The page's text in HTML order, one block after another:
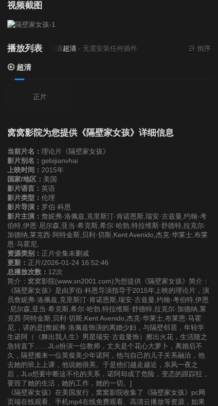
视频截图
播放列表
当前资源来源 超清- 无需安装任何插件 倒序
超清
正片
窝窝影院为您提供《隔壁家女孩》详细信息
当前片名： 理论片《隔壁家女孩》
影片别名： gebijianvhai
上映时间： 2015年
国家/地区： 美国
影片语言： 英语
影片类型： 伦理
影片导演： 罗伯·科恩
影片主演： 詹妮弗·洛佩兹,克里斯汀·肯诺恩斯,瑞安·古兹曼,约翰·考
伯特,伊恩·尼尔森,亚当·希克斯,希尔·哈勃,特拉维斯·舒德特,拉克尔·
加德纳,莱克西·阿特金斯,贝利·切斯,Kent Avenido,杰克·华莱士,布莱
恩·马霍尼,
资源类别： 正片全集未删减
更新： 正片/2026-01-24 16:52:46
总播放次数： 12次
简介：窝窝影院(www.xn2001.com)为您提供《隔壁家女孩》简介：
《隔壁家女孩》是由罗伯·科恩导演指导于2015年上映的理论片，演
员詹妮弗·洛佩兹,克里斯汀·肯诺恩斯,瑞安·古兹曼,约翰·考伯特,伊恩
·尼尔森,亚当·希克斯,希尔·哈勃,特拉维斯·舒德特,拉克尔·加德纳,莱
克西·阿特金斯,贝利·切斯,Kent Avenido,杰克·华莱士,布莱恩·马霍
尼,，讲的是[詹妮弗·洛佩兹饰演的离婚少妇，与隔壁邻居，年轻学
生诺阿（《舞出我人生》男星瑞安·古兹曼饰）擦出火花，生活随之
急转直下……JLo扮演一位教师，丈夫是个花心大萝卜，离婚后不
久，隔壁搬来一位英俊美少年诺阿，他与自己的儿子关系融洽，他
去她的班上上课，他说她很美。于是他们越走越近，东风一夜之
后，JLo想要中断这不伦的关系，诺阿却成了危险，变态的跟踪狂，
要毁了她的生活，她的工作，她的一切。]
《隔壁家女孩》在美国发行，窝窝影院收集了《隔壁家女孩》pc网
页端在线观看、手机mp4在线免费观看、高清云播放等资源，如果